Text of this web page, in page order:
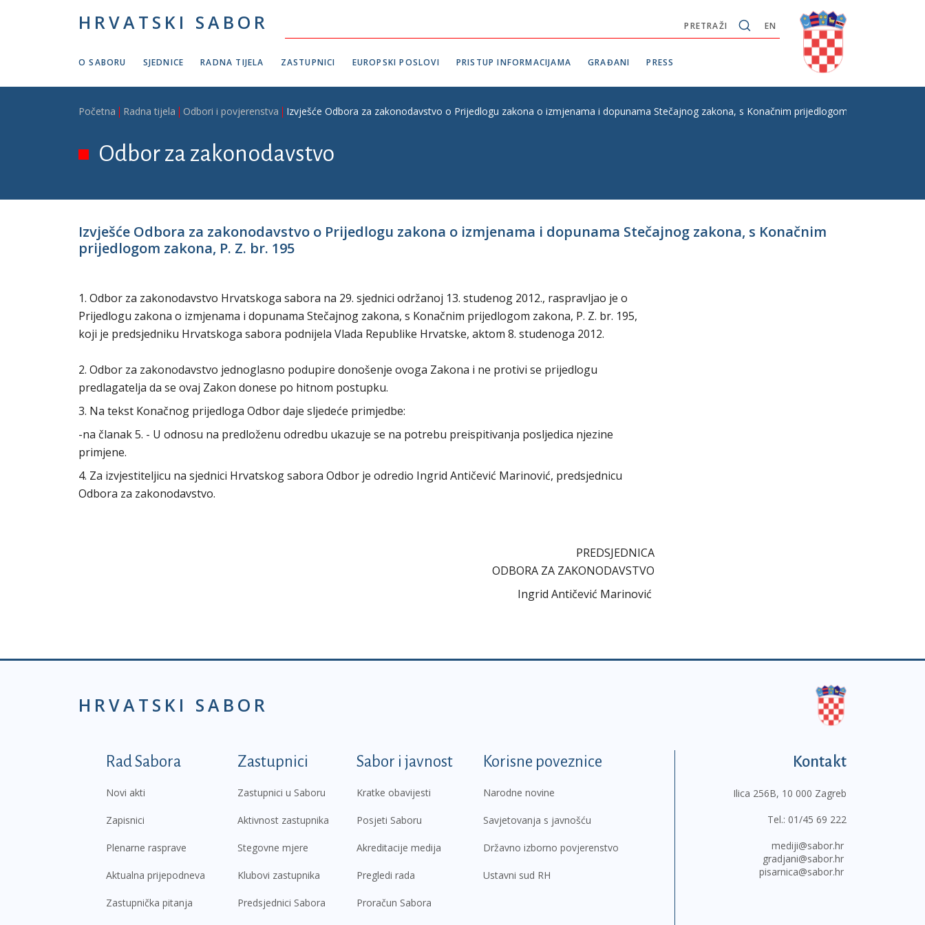
HRVATSKI SABOR EN
PRETRAŽI
O SABORU SJEDNICE RADNA TIJELA ZASTUPNICI EUROPSKI POSLOVI PRISTUP INFORMACIJAMA GRAĐANI PRESS
Breadcrumb
Početna Radna tijela Odbori i povjerenstva Izvješće Odbora za zakonodavstvo o Prijedlogu zakona o izmjenama i dopunama Stečajnog zakona, s Konačnim prijedlogom zakona, P. Z. br.
Odbor za zakonodavstvo
Izvješće Odbora za zakonodavstvo o Prijedlogu zakona o izmjenama i dopunama Stečajnog zakona, s Konačnim
prijedlogom zakona, P. Z. br. 195
1. Odbor za zakonodavstvo Hrvatskoga sabora na 29. sjednici održanoj 13. studenog 2012., raspravljao je o
Prijedlogu zakona o izmjenama i dopunama Stečajnog zakona, s Konačnim prijedlogom zakona, P. Z. br. 195,
koji je predsjedniku Hrvatskoga sabora podnijela Vlada Republike Hrvatske, aktom 8. studenoga 2012.
2. Odbor za zakonodavstvo jednoglasno podupire donošenje ovoga Zakona i ne protivi se prijedlogu
predlagatelja da se ovaj Zakon donese po hitnom postupku.
3. Na tekst Konačnog prijedloga Odbor daje sljedeće primjedbe:
-na članak 5. - U odnosu na predloženu odredbu ukazuje se na potrebu preispitivanja posljedica njezine
primjene.
4. Za izvjestiteljicu na sjednici Hrvatskog sabora Odbor je odredio Ingrid Antičević Marinović, predsjednicu
Odbora za zakonodavstvo.
PREDSJEDNICA
ODBORA ZA ZAKONODAVSTVO
Ingrid Antičević Marinović
HRVATSKI SABOR
Podnožje prvi izbornik
Rad Sabora
Novi akti
Zapisnici
Plenarne rasprave
Aktualna prijepodneva
Zastupnička pitanja
Zastupnici
Zastupnici u Saboru
Aktivnost zastupnika
Stegovne mjere
Klubovi zastupnika
Predsjednici Sabora
Sabor i javnost
Kratke obavijesti
Posjeti Saboru
Akreditacije medija
Pregledi rada
Proračun Sabora
Korisne poveznice
Narodne novine
Savjetovanja s javnošću
Državno izborno povjerenstvo
Ustavni sud RH
Kontakt
Ilica 256B, 10 000 Zagreb
Tel.: 01/45 69 222
mediji@sabor.hr
gradjani@sabor.hr
pisarnica@sabor.hr